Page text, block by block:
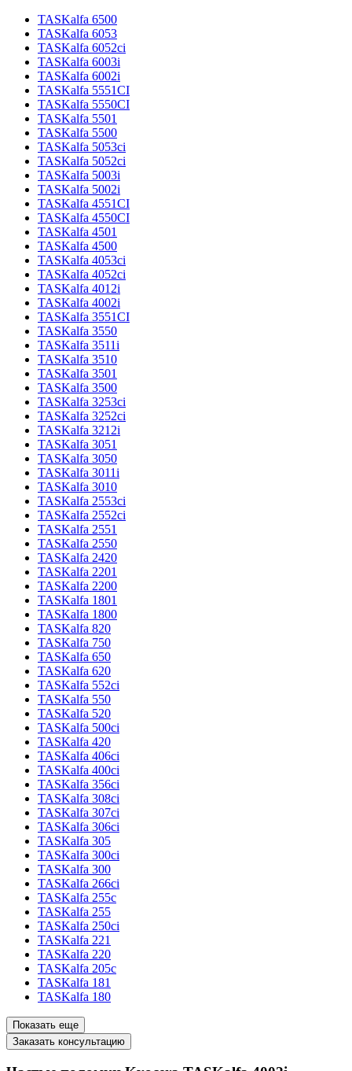
TASKalfa 6500
TASKalfa 6053
TASKalfa 6052ci
TASKalfa 6003i
TASKalfa 6002i
TASKalfa 5551CI
TASKalfa 5550CI
TASKalfa 5501
TASKalfa 5500
TASKalfa 5053ci
TASKalfa 5052ci
TASKalfa 5003i
TASKalfa 5002i
TASKalfa 4551CI
TASKalfa 4550CI
TASKalfa 4501
TASKalfa 4500
TASKalfa 4053ci
TASKalfa 4052ci
TASKalfa 4012i
TASKalfa 4002i
TASKalfa 3551CI
TASKalfa 3550
TASKalfa 3511i
TASKalfa 3510
TASKalfa 3501
TASKalfa 3500
TASKalfa 3253ci
TASKalfa 3252ci
TASKalfa 3212i
TASKalfa 3051
TASKalfa 3050
TASKalfa 3011i
TASKalfa 3010
TASKalfa 2553ci
TASKalfa 2552ci
TASKalfa 2551
TASKalfa 2550
TASKalfa 2420
TASKalfa 2201
TASKalfa 2200
TASKalfa 1801
TASKalfa 1800
TASKalfa 820
TASKalfa 750
TASKalfa 650
TASKalfa 620
TASKalfa 552ci
TASKalfa 550
TASKalfa 520
TASKalfa 500ci
TASKalfa 420
TASKalfa 406ci
TASKalfa 400ci
TASKalfa 356ci
TASKalfa 308ci
TASKalfa 307ci
TASKalfa 306ci
TASKalfa 305
TASKalfa 300ci
TASKalfa 300
TASKalfa 266ci
TASKalfa 255c
TASKalfa 255
TASKalfa 250ci
TASKalfa 221
TASKalfa 220
TASKalfa 205c
TASKalfa 181
TASKalfa 180
Показать еще
Заказать консультацию